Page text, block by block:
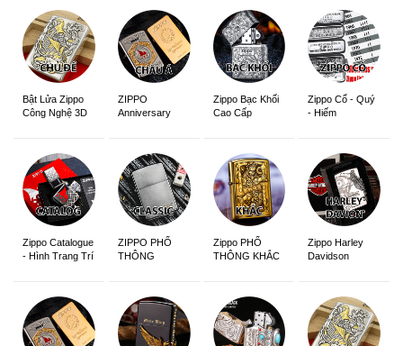
Bật Lửa Zippo
Công Nghệ 3D
ZIPPO
Anniversary
Zippo Bạc Khối
Cao Cấp
Zippo Cổ - Quý
- Hiếm
Zippo Catalogue
- Hình Trang Trí
ZIPPO PHỔ
THÔNG
Zippo PHỔ
THÔNG KHẮC
Zippo Harley
Davidson